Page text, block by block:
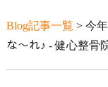
Blog記事一覧 > 今
な～れ♪ - 健心整骨